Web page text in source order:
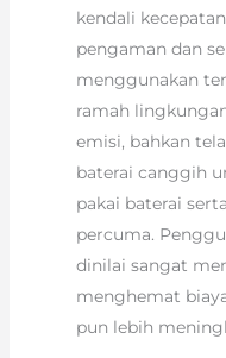
kendali
pengaman dan
menggunakan
ramah
emisi, bahkan
baterai canggih
pakai baterai
percuma.
dinilai sangat
menghemat
pun lebih